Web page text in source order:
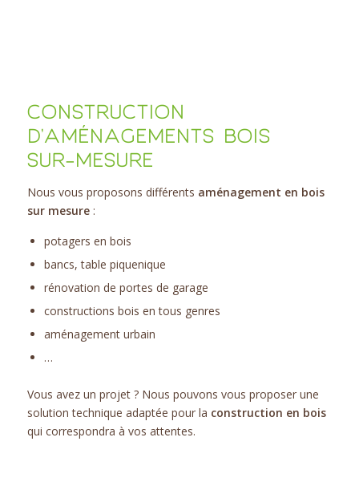
CONSTRUCTION
D’AMÉNAGEMENTS BOIS
SUR-MESURE
Nous vous proposons différents aménagement en bois
sur mesure:
potagers en bois
bancs, table piquenique
rénovation de portes de garage
constructions bois en tous genres
aménagement urbain
…
Vous avez un projet ? Nous pouvons vous proposer une
solution technique adaptée pour la construction en bois
qui correspondra à vos attentes.